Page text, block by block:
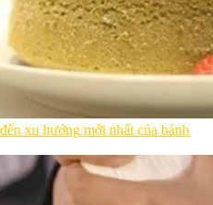
xu hướng mới nhất của bánh